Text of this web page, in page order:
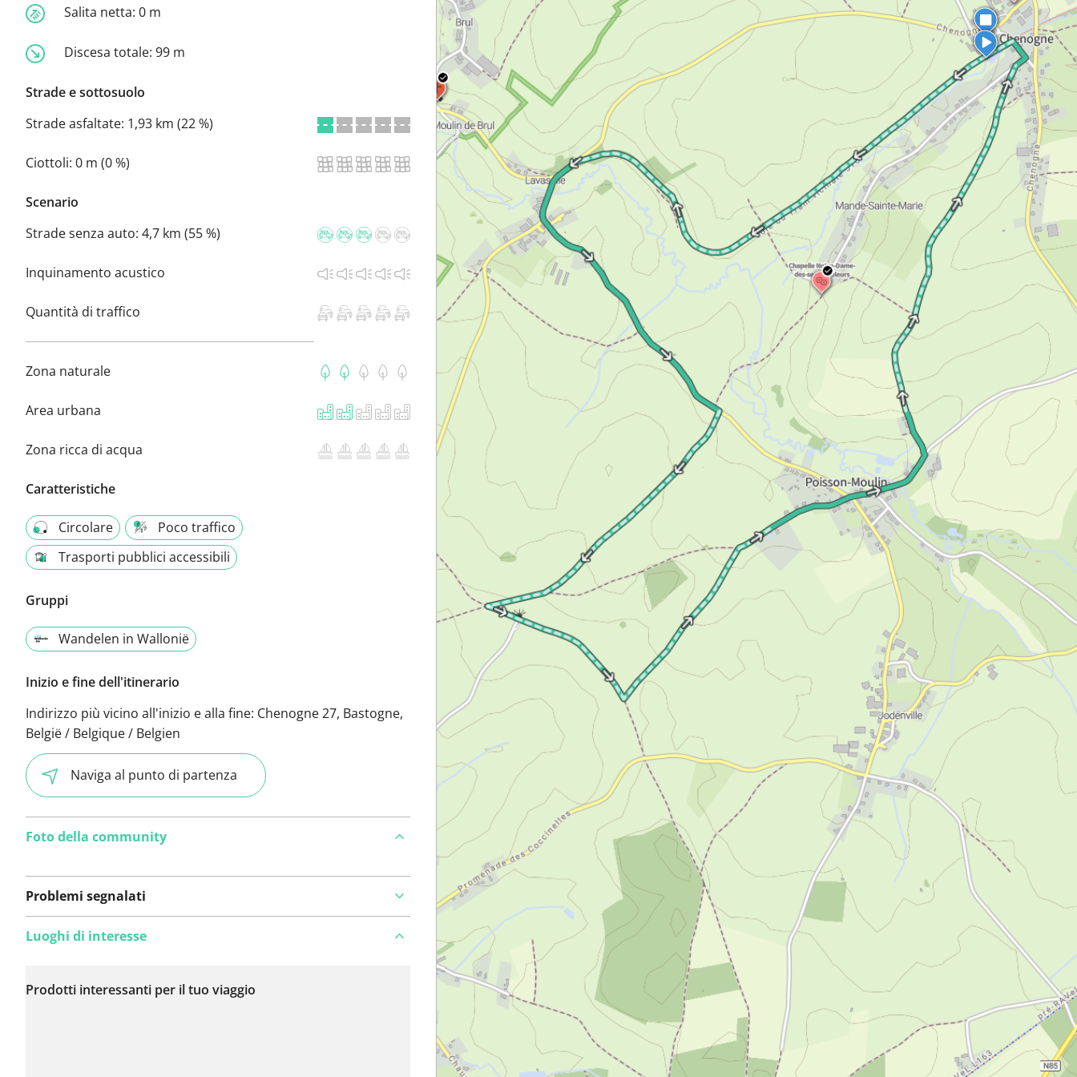
Salita netta: 0 m
Discesa totale: 99 m
Strade e sottosuolo
Strade asfaltate: 1,93 km (22 %)
Ciottoli: 0 m (0 %)
Scenario
Strade senza auto: 4,7 km (55 %)
Inquinamento acustico
Quantità di traffico
Zona naturale
Area urbana
Zona ricca di acqua
Caratteristiche
Circolare
Poco traffico
Trasporti pubblici accessibili
Gruppi
Wandelen in Wallonië
Inizio e fine dell'itinerario
Indirizzo più vicino all'inizio e alla fine: Chenogne 27, Bastogne,
België / Belgique / Belgien
Naviga al punto di partenza
Foto della community
Problemi segnalati
segnalati problemi su
Luoghi di interesse
Prodotti interessanti per il tuo viaggio